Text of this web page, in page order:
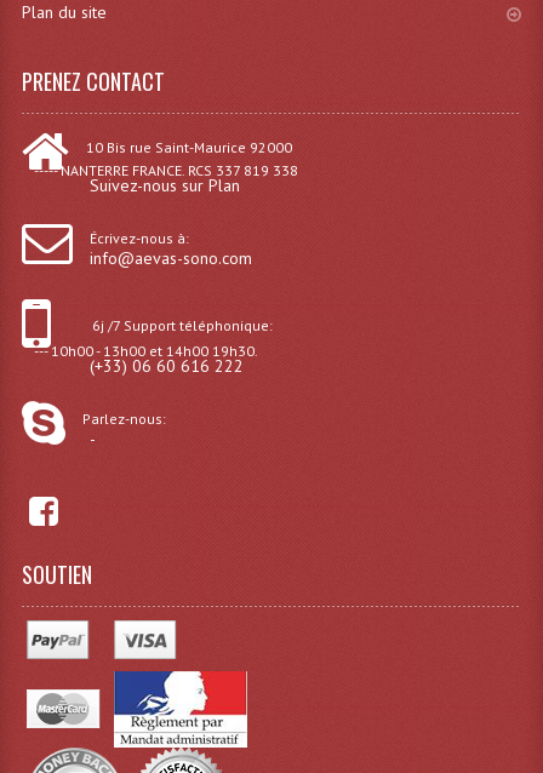
Chenillards Modulateurs
Filtres Et Divers
Flexibles Lumineux Leds
Lampes De Couleurs
Lampes Dichroique
Plan du site
PRENEZ CONTACT
10 Bis rue Saint-Maurice 92000
----- NANTERRE FRANCE. RCS 337 819 338
Suivez-nous sur Plan
Écrivez-nous à:
info@aevas-sono.com
6j /7 Support téléphonique:
--- 10h00 - 13h00 et 14h00 19h30.
(+33) 06 60 616 222
Parlez-nous:
-
SOUTIEN